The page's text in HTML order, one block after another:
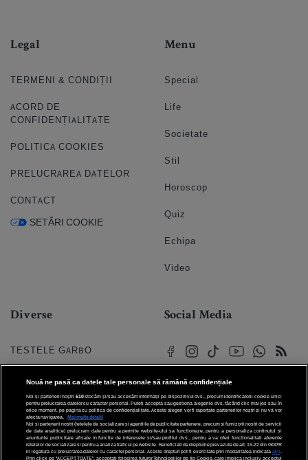
Legal
TERMENI & CONDIȚII
ACORD DE
CONFIDENȚIALITATE
POLITICA COOKIES
PRELUCRAREA DATELOR
CONTACT
SETĂRI COOKIE
Menu
Special
Life
Societate
Stil
Horoscop
Quiz
Echipa
Video
Diverse
TESTELE GARBO
HOROSCOP
HOROSCOPUL IUBIRII
FORUMURI
TRATAMENTE NATURISTE
Social Media
© 2026 Internet Corp SRL
Toate drepturile rezervate
Nouă ne pasă ca datele tale personale să rămână confidențiale
Noi și partenerii noștri 610stocăm și/sau accesăm informații pe dispozitivul dvs., precum identificatorii cookie unici
pentru prelucrarea datelor cu caracter personal. Puteți accepta sau gestiona alegerile dvs. făcând clic mai jos sau în
orice moment, pe pagina cu politica de confidențialitate. Aceste alegeri vor fi raportate partenerilor noștri și nu vă vor
afecta navigarea.
Mai multe detalii
Noi si partenerii nostri (retelele de socializare si agentiile de publicitate partenere, precum si furnizorii nostri de servicii
de date analitice) prelucram date pentru a permite website-ului sa functioneze, pentru a personaliza continutul si
anunturile publicitare afisate in functie de interesele si/sau profilul dvs., pentru a va oferi functionalitati aferente
retelelor de socializare si pentru a analiza traficul pe website. Beneficiati de drepturile prevazute de art. 15-22 din GDPR
in legatura cu prelucrarea datelor cu caracter personal. Aceste drepturi pot fi exercitate prin modalitatea indicata aici
Prin click pe “ACCEPT TOATE”, acceptati folosirea tuturor Tehnologiilor de tip Cookie, care implica inclusiv acceptul